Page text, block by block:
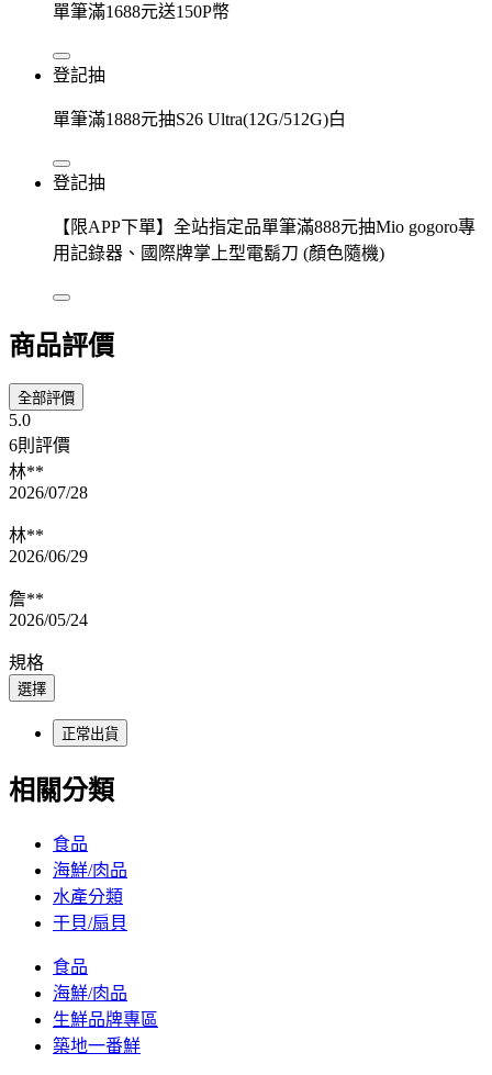
單筆滿1688元送150P幣
登記抽
單筆滿1888元抽S26 Ultra(12G/512G)白
登記抽
【限APP下單】全站指定品單筆滿888元抽Mio gogoro專
用記錄器、國際牌掌上型電鬍刀 (顏色隨機)
商品評價
全部評價
5.0
6則評價
林**
2026/07/28
林**
2026/06/29
詹**
2026/05/24
規格
選擇
正常出貨
相關分類
食品
海鮮/肉品
水產分類
干貝/扇貝
食品
海鮮/肉品
生鮮品牌專區
築地一番鮮